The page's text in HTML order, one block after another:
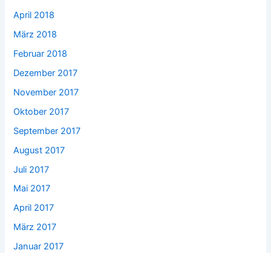
April 2018
März 2018
Februar 2018
Dezember 2017
November 2017
Oktober 2017
September 2017
August 2017
Juli 2017
Mai 2017
April 2017
März 2017
Januar 2017